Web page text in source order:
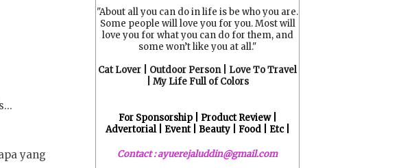
yang
"About all you can do in life is be who you are.
Some people will love you for you. Most will
love you for what you can do for them, and
some won’t like you at all."
Cat Lover | Outdoor Person | Love To Travel
| My Life Full of Colors
For Sponsorship | Product Review |
Advertorial | Event | Beauty | Food | Etc |
Contact : ayuerejaluddin@gmail.com